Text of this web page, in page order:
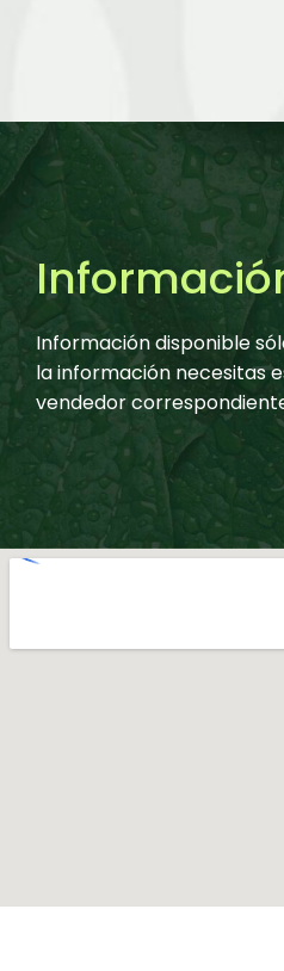
Información disponible
la información necesitas
vendedor